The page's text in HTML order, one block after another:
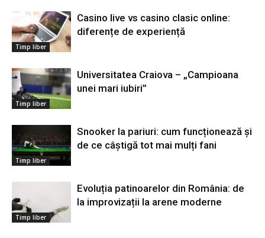
Timp liber
Casino live vs casino clasic online:
diferențe de experiență
Timp liber
Universitatea Craiova – „Campioana
unei mari iubiri”
Timp liber
Snooker la pariuri: cum funcționează și
de ce câștigă tot mai mulți fani
Timp liber
Evoluția patinoarelor din România: de
la improvizații la arene moderne